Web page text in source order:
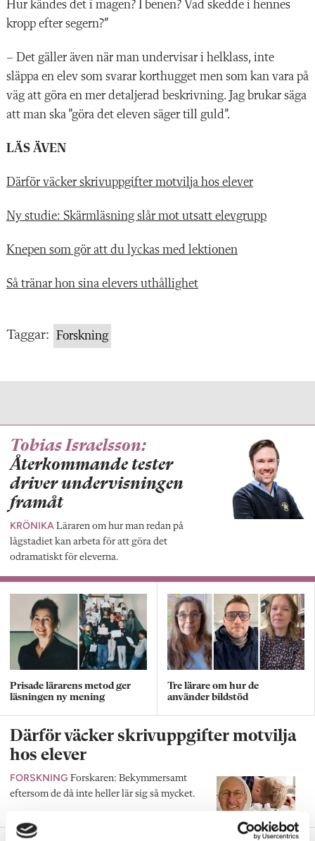
Hur kändes det i magen? I benen? Vad skedde i hennes
kropp efter segern?”
– Det gäller även när man undervisar i helklass, inte
släppa en elev som svarar korthugget men som kan vara på
väg att göra en mer detaljerad beskrivning. Jag brukar säga
att man ska ”göra det eleven säger till guld”.
LÄS ÄVEN
Därför väcker skrivuppgifter motvilja hos elever
Ny studie: Skärmläsning slår mot utsatt elevgrupp
Knepen som gör att du lyckas med lektionen
Så tränar hon sina elevers uthållighet
Taggar: Forskning
Tobias Israelsson:
Återkommande tester
driver undervisningen
framåt
KRÖNIKA Läraren om hur man redan på
lågstadiet kan arbeta för att göra det
odramatiskt för eleverna.
Prisade lärarens metod ger
läsningen ny mening
Tre lärare om hur de
använder bildstöd
Därför väcker skrivuppgifter motvilja
hos elever
FORSKNING Forskaren: Bekymmersamt
eftersom de då inte heller lär sig så mycket.